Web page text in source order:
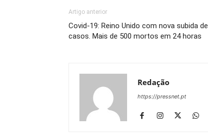
Artigo anterior
Covid-19: Reino Unido com nova subida de
casos. Mais de 500 mortos em 24 horas
Redação
https://pressnet.pt